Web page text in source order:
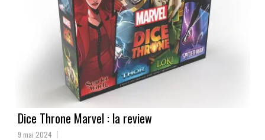
Dice Throne Marvel : la review
9 mai 2024